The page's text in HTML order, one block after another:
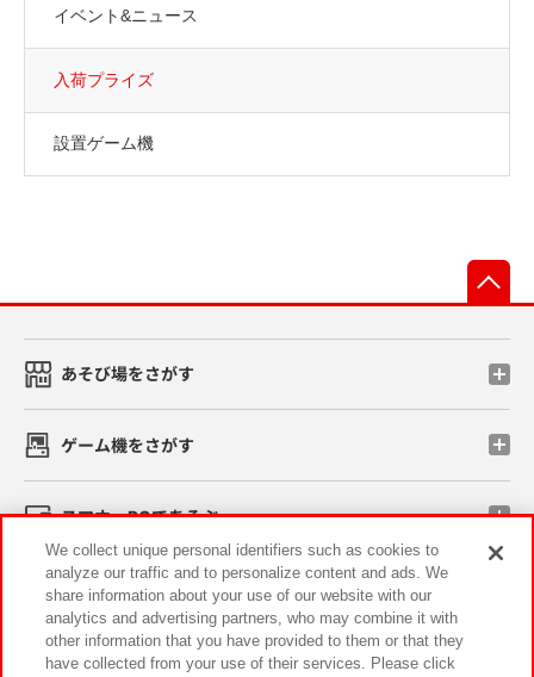
イベント&ニュース
入荷プライズ
設置ゲーム機
あそび場をさがす
ゲーム機をさがす
スマホ・PCであそぶ
イベント・キャンペーン
We collect unique personal identifiers such as cookies to
analyze our traffic and to personalize content and ads. We
share information about your use of our website with our
analytics and advertising partners, who may combine it with
other information that you have provided to them or that they
have collected from your use of their services. Please click